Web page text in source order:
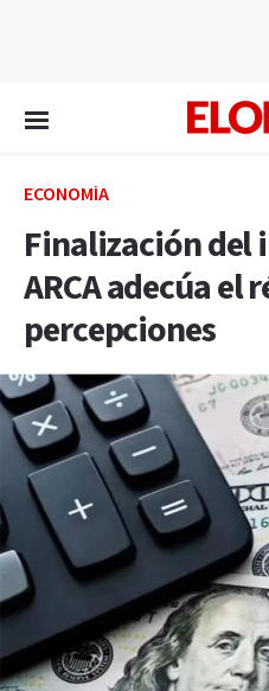
ECONOMÍA
Finalización del
ARCA adecúa el
percepciones